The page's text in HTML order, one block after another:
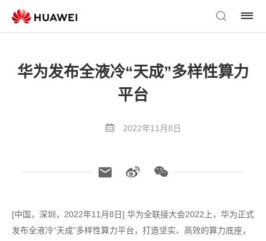
华为发布全液冷“天成”多样性算力
平台
2022年11月8日
[中国，深圳，2022年11月8日] 华为全联接大会2022上，华为正式
发布全液冷“天成”多样性算力平台，打造坚实、高效的算力底座，